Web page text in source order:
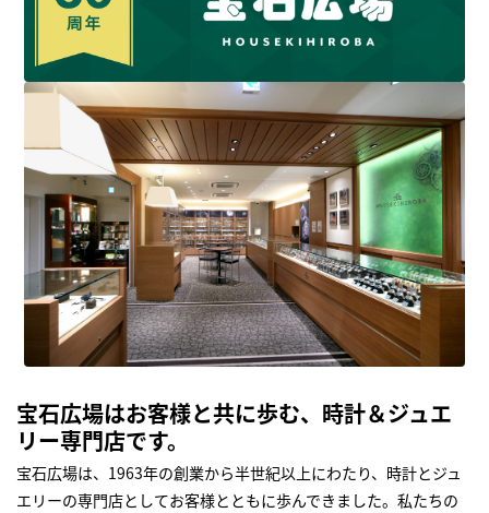
宝石広場はお客様と共に歩む、時計＆ジュエ
リー専門店です。
宝石広場は、1963年の創業から半世紀以上にわたり、時計とジュ
エリーの専門店としてお客様とともに歩んできました。私たちの